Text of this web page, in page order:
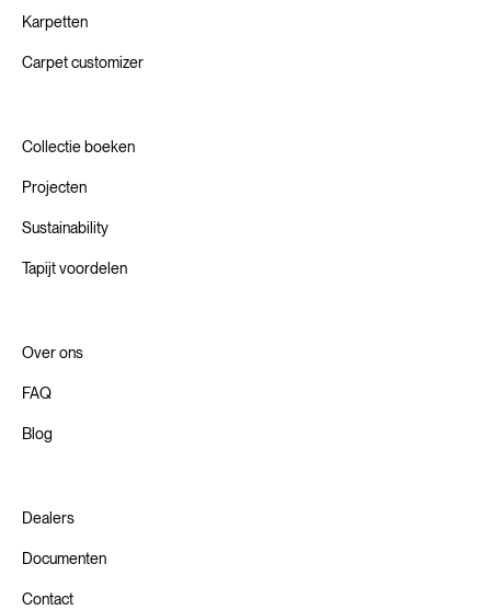
Karpetten
Carpet customizer
Collectie boeken
Projecten
Sustainability
Tapijt voordelen
Over ons
FAQ
Blog
Dealers
Documenten
Contact